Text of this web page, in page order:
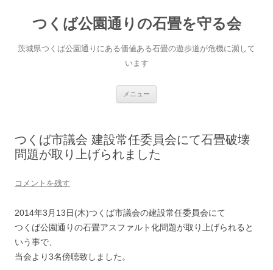
へ
ス
つくば公園通りの石畳を守る会
茨城県つくば公園通りにある価値ある石畳の遊歩道が危機に瀕して
います
メニュー
つくば市議会 建設常任委員会にて石畳破壊
問題が取り上げられました
コメントを残す
2014年3月13日(木)つくば市議会の建設常任委員会にて
つくば公園通りの石畳アスファルト化問題が取り上げられると
いう事で、
当会より3名傍聴致しました。